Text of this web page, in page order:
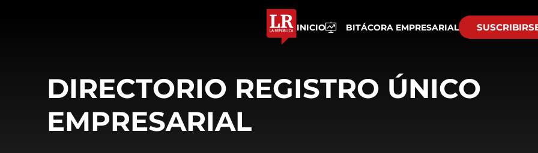
INICIO BITÁCORA EMPRESARIAL
DIRECTORIO REGISTRO ÚNICO
EMPRESARIAL